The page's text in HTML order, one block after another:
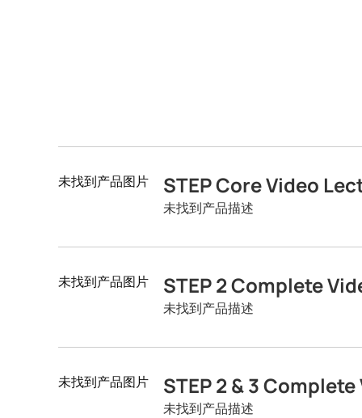
未找到产品图片 STEP Core Video
未找到产品描述
未找到产品图片 STEP 2 Complete
未找到产品描述
未找到产品图片 STEP 2 & 3
未找到产品描述